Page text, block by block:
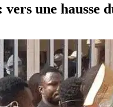
une hausse